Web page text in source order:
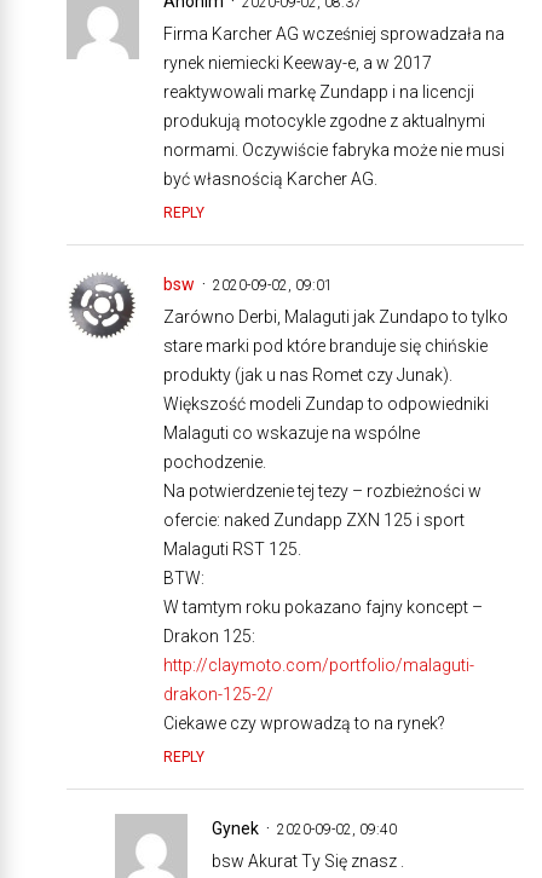
Firma Karcher AG wcześniej sprowadzała na
rynek niemiecki Keeway-e, a w 2017
reaktywowali markę Zundapp i na licencji
produkują motocykle zgodne z aktualnymi
normami. Oczywiście fabryka może nie musi
być własnością Karcher AG.
REPLY
bsw 2020-09-02, 09:01
Zarówno Derbi, Malaguti jak Zundapo to tylko
stare marki pod które branduje się chińskie
produkty (jak u nas Romet czy Junak).
Większość modeli Zundap to odpowiedniki
Malaguti co wskazuje na wspólne
pochodzenie.
Na potwierdzenie tej tezy – rozbieżności w
ofercie: naked Zundapp ZXN 125 i sport
Malaguti RST 125.
BTW:
W tamtym roku pokazano fajny koncept –
Drakon 125:
http://claymoto.com/portfolio/malaguti-
drakon-125-2/
Ciekawe czy wprowadzą to na rynek?
REPLY
Gynek 2020-09-02, 09:40
bsw Akurat Ty Się znasz .